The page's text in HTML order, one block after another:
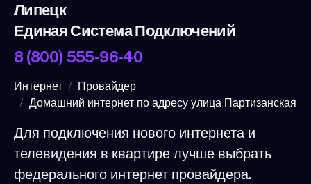
Липецк
Единая Система Подключений
8 (800) 555-96-40
Интернет
Провайдер
Домашний интернет по адресу улица Партизанская
Для подключения нового интернета и
телевидения в квартире лучше выбрать
федерального интернет провайдера.